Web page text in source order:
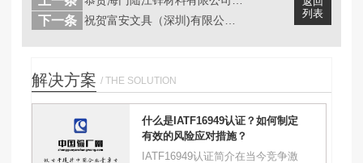
列表
下一条
解决方案 / THE SOLUTION
什么是IATF16949认证？如何制定
有效的风险应对措施？
IATF16949认证简介在当今竞争激